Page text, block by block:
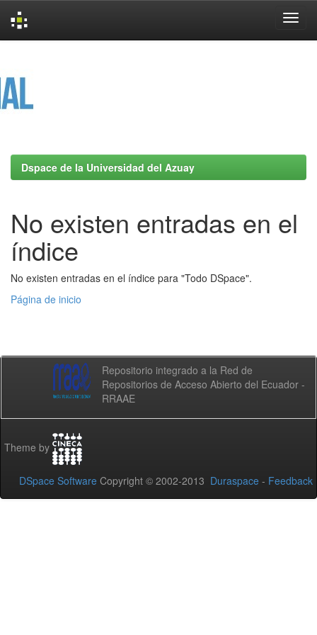
Dspace de la Universidad del Azuay
No existen entradas en el
índice
No existen entradas en el índice para "Todo DSpace".
Página de inicio
Repositorio integrado a la Red de
Repositorios de Acceso Abierto del Ecuador -
RRAAE
Theme by
DSpace Software Copyright © 2002-2013 Duraspace - Feedback